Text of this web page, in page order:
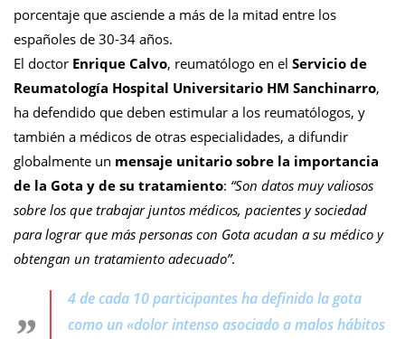
porcentaje que asciende a más de la mitad entre los
españoles de 30-34 años.
El doctor Enrique Calvo, reumatólogo en el Servicio de
Reumatología Hospital Universitario HM Sanchinarro,
ha defendido que deben estimular a los reumatólogos, y
también a médicos de otras especialidades, a difundir
globalmente un mensaje unitario sobre la importancia
de la Gota y de su tratamiento: “Son datos muy valiosos
sobre los que trabajar juntos médicos, pacientes y sociedad
para lograr que más personas con Gota acudan a su médico y
obtengan un tratamiento adecuado”.
4 de cada 10 participantes ha definido la gota
como un «dolor intenso asociado a malos hábitos